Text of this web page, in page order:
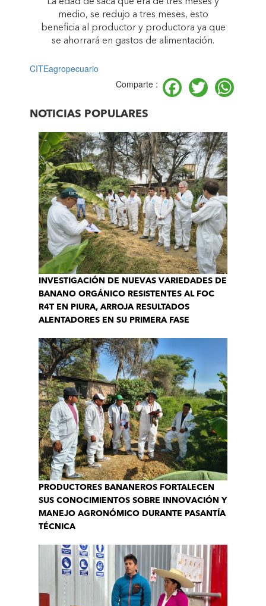
medio, se redujo a tres meses, esto
beneficia al productor y productora ya que
se ahorrará en gastos de alimentación.
CITEagropecuario
Comparte :
Facebook
Twitter
NOTICIAS POPULARES
INVESTIGACIÓN DE NUEVAS VARIEDADES DE
BANANO ORGÁNICO RESISTENTES AL FOC
R4T EN PIURA, ARROJA RESULTADOS
ALENTADORES EN SU PRIMERA FASE
PRODUCTORES BANANEROS FORTALECEN
SUS CONOCIMIENTOS SOBRE INNOVACIÓN Y
MANEJO AGRONÓMICO DURANTE PASANTÍA
TÉCNICA